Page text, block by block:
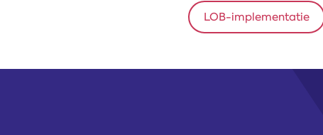
LOB-implementatie